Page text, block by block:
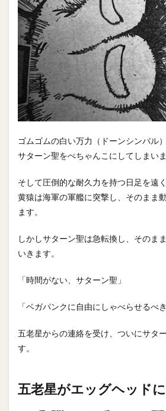
ゴムゴムの白い万力（ドーンシンバル
サターン聖をぺちゃんこにしてしまいま
そして圧倒的な耐久力を持つ日足を遠
黄猿は海軍の軍艦に突撃し、そのまま
ます。
しかしサターン聖は急転換し、そのま
いきます。
「時間がない、サターン聖」
「ベガパンクに自由にしゃべらせるべ
五老星からの連絡を受け、ついにサタ
す。
五老星がエッグヘッド